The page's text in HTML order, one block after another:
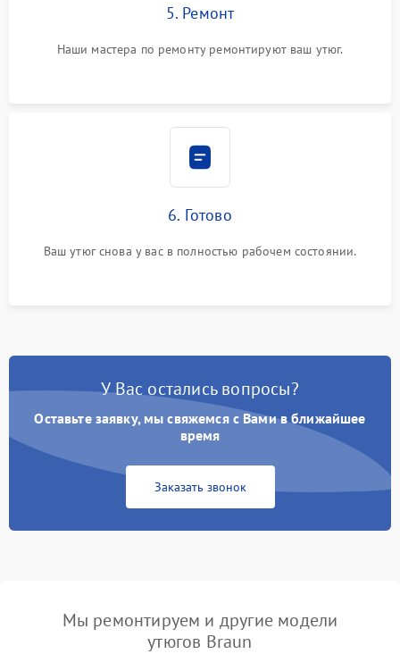
5. Ремонт
Наши мастера по ремонту ремонтируют ваш утюг.
6. Готово
Ваш утюг снова у вас в полностью рабочем состоянии.
У Вас остались вопросы?
Оставьте заявку, мы свяжемся с Вами в ближайшее
время
Заказать звонок
Мы ремонтируем и другие модели
утюгов Braun